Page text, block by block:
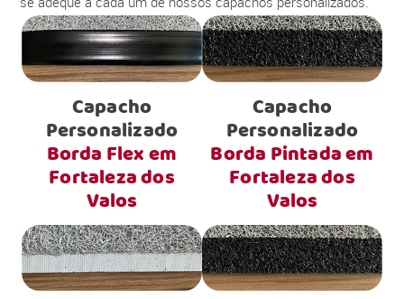
Capacho
Personalizado
Borda Flex em
Fortaleza dos
Valos
Capacho
Personalizado
Borda Pintada em
Fortaleza dos
Valos